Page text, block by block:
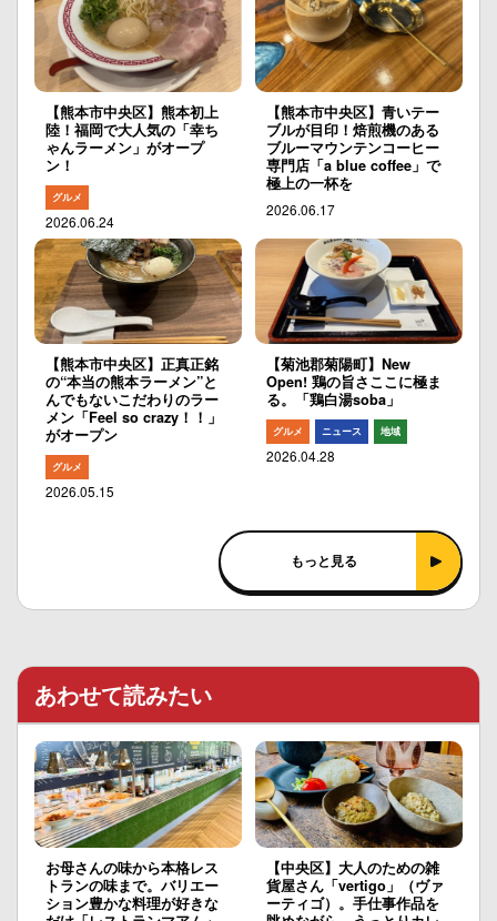
【熊本市中央区】熊本初上
陸！福岡で大人気の「幸ち
ゃんラーメン」がオープ
ン！
グルメ
2026.06.24
【熊本市中央区】青いテー
ブルが目印！焙煎機のある
ブルーマウンテンコーヒー
専門店「a blue coffee」で
極上の一杯を
2026.06.17
【熊本市中央区】正真正銘
の“本当の熊本ラーメン”と
んでもないこだわりのラー
メン「Feel so crazy！！」
がオープン
グルメ
2026.05.15
【菊池郡菊陽町】New
Open! 鶏の旨さここに極ま
る。「鶏白湯soba」
グルメ ニュース 地域
2026.04.28
もっと見る
あわせて読みたい
お母さんの味から本格レス
トランの味まで。バリエー
ション豊かな料理が好きな
【中央区】大人のための雑
貨屋さん「vertigo」（ヴァ
ーティゴ）。手仕事作品を